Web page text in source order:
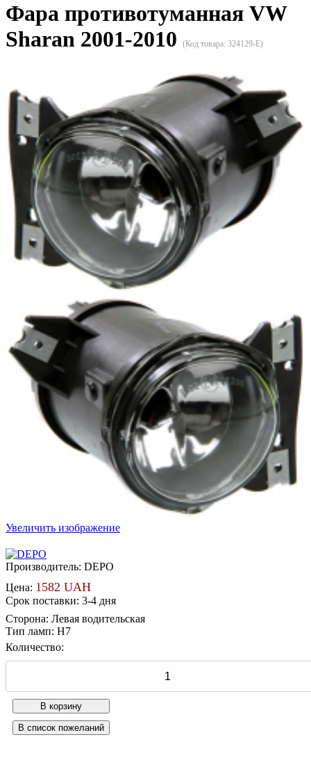
Фара противотуманная VW
Sharan 2001-2010
(Код товара: 324129-E)
Увеличить изображение
Производитель: DEPO
Цена: 1582 UAH
Срок поставки: 3-4 дня
Сторона: Левая водительская
Тип ламп: H7
Количество: